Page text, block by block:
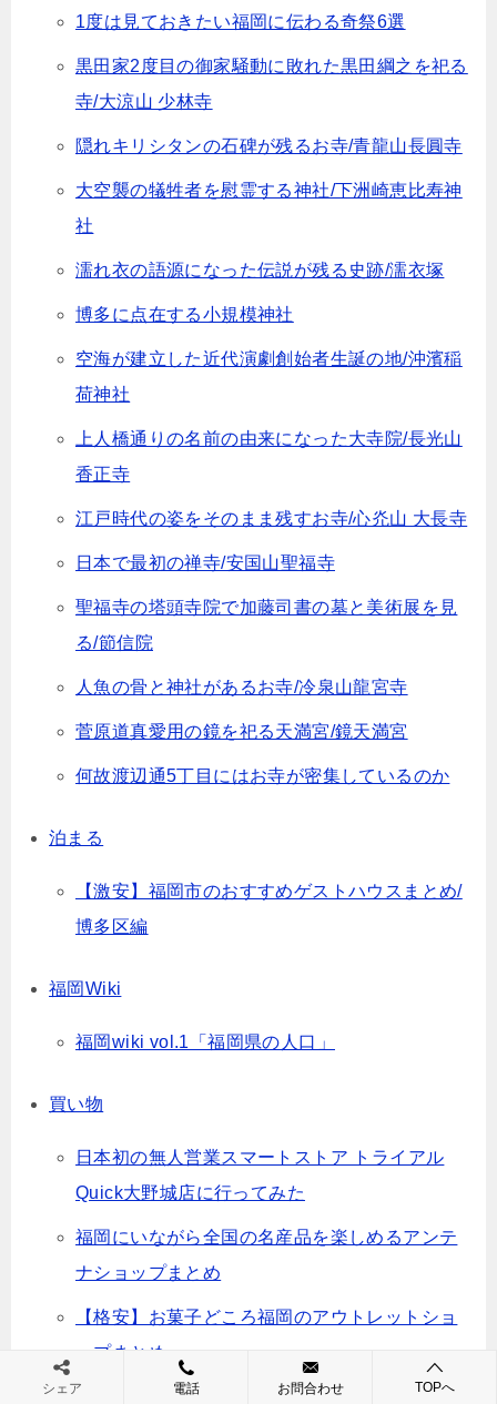
1度は見ておきたい福岡に伝わる奇祭6選
黒田家2度目の御家騒動に敗れた黒田綱之を祀る
寺/大涼山 少林寺
隠れキリシタンの石碑が残るお寺/青龍山長圓寺
大空襲の犠牲者を慰霊する神社/下洲崎恵比寿神
社
濡れ衣の語源になった伝説が残る史跡/濡衣塚
博多に点在する小規模神社
空海が建立した近代演劇創始者生誕の地/沖濱稲
荷神社
上人橋通りの名前の由来になった大寺院/長光山
香正寺
江戸時代の姿をそのまま残すお寺/心灮山 大長寺
日本で最初の禅寺/安国山聖福寺
聖福寺の塔頭寺院で加藤司書の墓と美術展を見
る/節信院
人魚の骨と神社があるお寺/冷泉山龍宮寺
菅原道真愛用の鏡を祀る天満宮/鏡天満宮
何故渡辺通5丁目にはお寺が密集しているのか
泊まる
【激安】福岡市のおすすめゲストハウスまとめ/
博多区編
福岡Wiki
福岡wiki vol.1「福岡県の人口」
買い物
日本初の無人営業スマートストア トライアル
Quick大野城店に行ってみた
福岡にいながら全国の名産品を楽しめるアンテ
ナショップまとめ
【格安】お菓子どころ福岡のアウトレットショ
ップまとめ
シェア 電話 お問合わせ TOPへ